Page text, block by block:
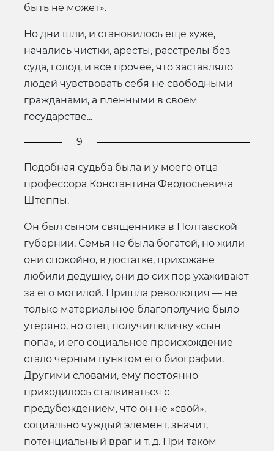
быть не может».
Но дни шли, и становилось еще хуже,
начались чистки, аресты, расстрелы без
суда, голод, и все прочее, что заставляло
людей чувствовать себя не свободными
гражданами, а пленными в своем
государстве...
9
Подобная судьба была и у моего отца
профессора Константина Феодосьевича
Штеппы.
Он был сыном священника в Полтавской
губернии. Семья не была богатой, но жили
они спокойно, в достатке, прихожане
любили дедушку, они до сих пор ухаживают
за его могилой. Пришла революция — не
только материальное благополучие было
утеряно, но отец получил кличку «сын
попа», и его социальное происхождение
стало черным пунктом его биографии.
Другими словами, ему постоянно
приходилось сталкиваться с
предубеждением, что он не «свой»,
социально чуждый элемент, значит,
потенциальный враг и т. д. При таком